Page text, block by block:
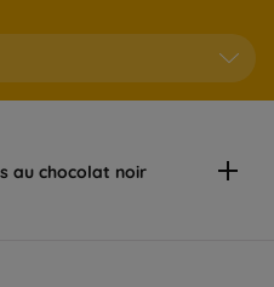
au chocolat noir